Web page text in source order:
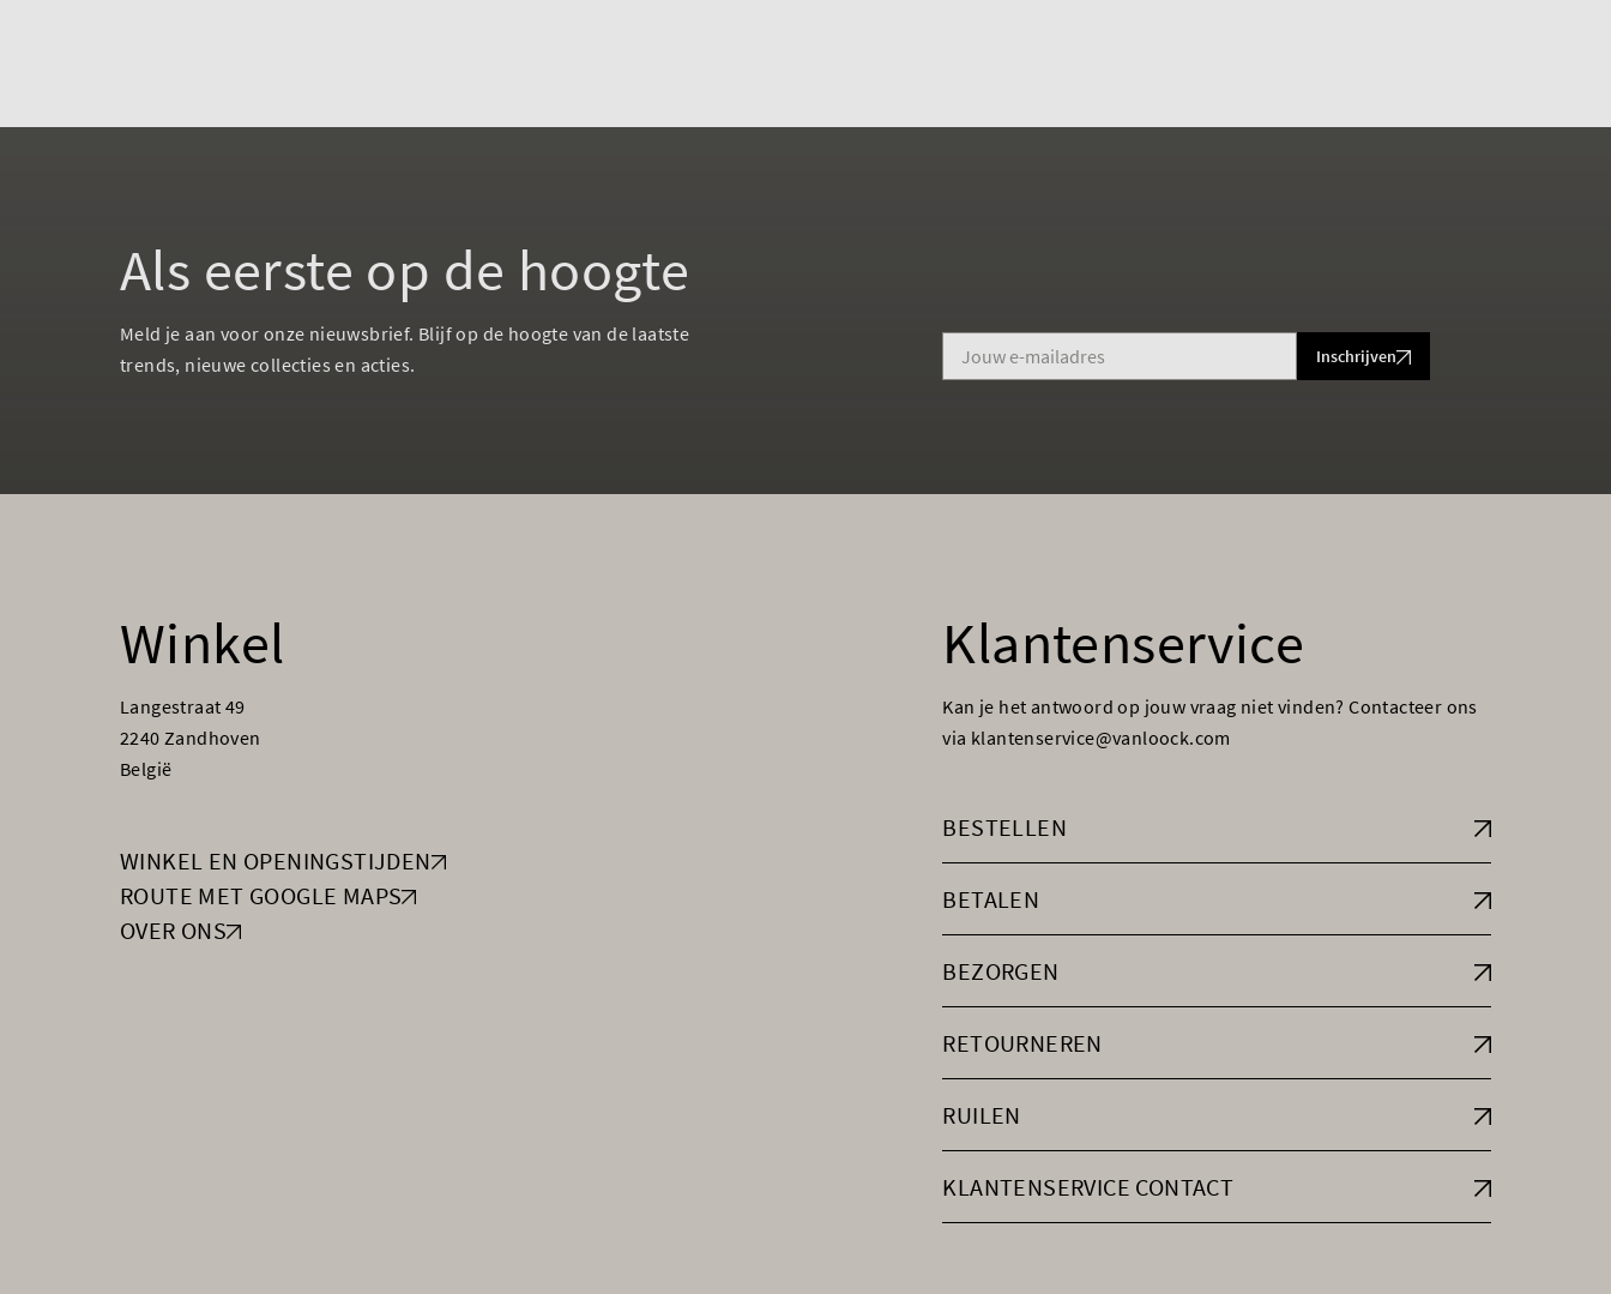
Als eerste op de hoogte
Meld je aan voor onze nieuwsbrief. Blijf op de hoogte van de laatste
trends, nieuwe collecties en acties.
Inschrijven
Winkel
Langestraat 49
2240 Zandhoven
België
WINKEL EN OPENINGSTIJDEN
ROUTE MET GOOGLE MAPS
OVER ONS
Klantenservice
Kan je het antwoord op jouw vraag niet vinden? Contacteer ons
via klantenservice@vanloock.com
BESTELLEN
BETALEN
BEZORGEN
RETOURNEREN
RUILEN
KLANTENSERVICE CONTACT